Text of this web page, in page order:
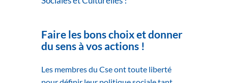
Faire les bons choix et donner
du sens à vos actions !
Les membres du Cse ont toute liberté